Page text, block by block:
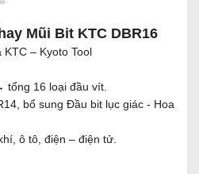
Mũi Bit KTC DBR16
– Kyoto Tool
tổng 16 loại đầu vít.
bổ sung Đầu bit lục giác - Hoa
ô tô, điện – điện tử.